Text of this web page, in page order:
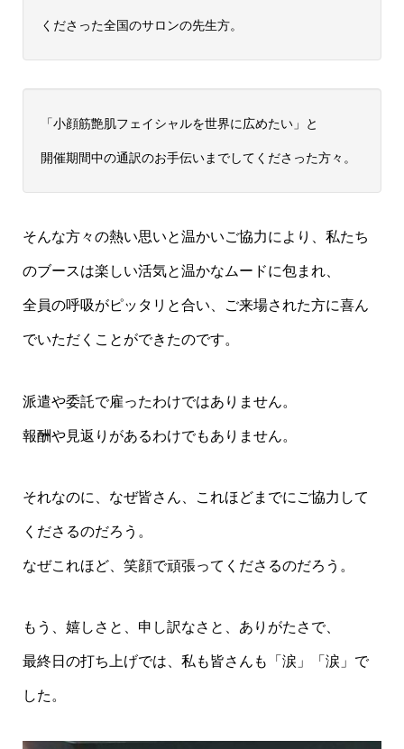
くださった全国のサロンの先生方。
「小顔筋艶肌フェイシャルを世界に広めたい」と
開催期間中の通訳のお手伝いまでしてくださった方々。
そんな方々の熱い思いと温かいご協力により、私たち
のブースは楽しい活気と温かなムードに包まれ、
全員の呼吸がピッタリと合い、ご来場された方に喜ん
でいただくことができたのです。
派遣や委託で雇ったわけではありません。
報酬や見返りがあるわけでもありません。
それなのに、なぜ皆さん、これほどまでにご協力して
くださるのだろう。
なぜこれほど、笑顔で頑張ってくださるのだろう。
もう、嬉しさと、申し訳なさと、ありがたさで、
最終日の打ち上げでは、私も皆さんも「涙」「涙」で
した。